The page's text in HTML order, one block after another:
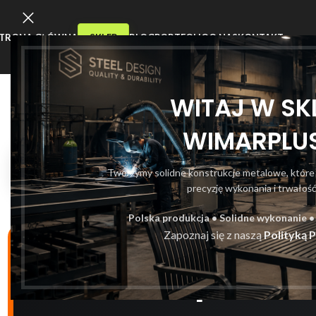
WITAJ W
Tworzymy solidne konstrukcje metalowe, które
precyzję wykonania i
Polska produkcja • Solidne wykonanie •
Zapoznaj się z nasząPolityką
GŁÓWNA SKLEP BLOGPORTFOLIOO NASKONTAKT
ROK ZAŁOŻENIA1992
WIMAR—